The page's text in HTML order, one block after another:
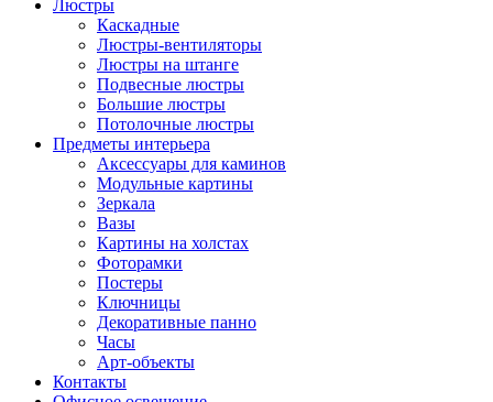
Люстры
Каскадные
Люстры-вентиляторы
Люстры на штанге
Подвесные люстры
Большие люстры
Потолочные люстры
Предметы интерьера
Аксессуары для каминов
Модульные картины
Зеркала
Вазы
Картины на холстах
Фоторамки
Постеры
Ключницы
Декоративные панно
Часы
Арт-объекты
Контакты